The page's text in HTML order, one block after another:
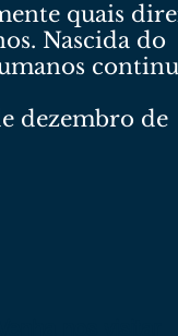
quais
Nascida do
dezembro de